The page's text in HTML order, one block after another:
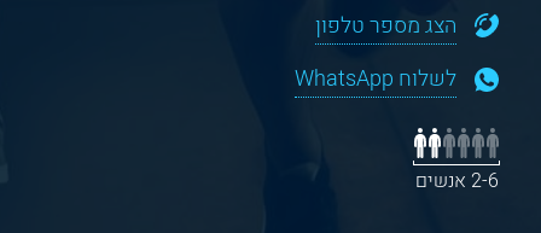
הצג מספר טלפון
לשלוח WhatsApp
2-6 אנשים